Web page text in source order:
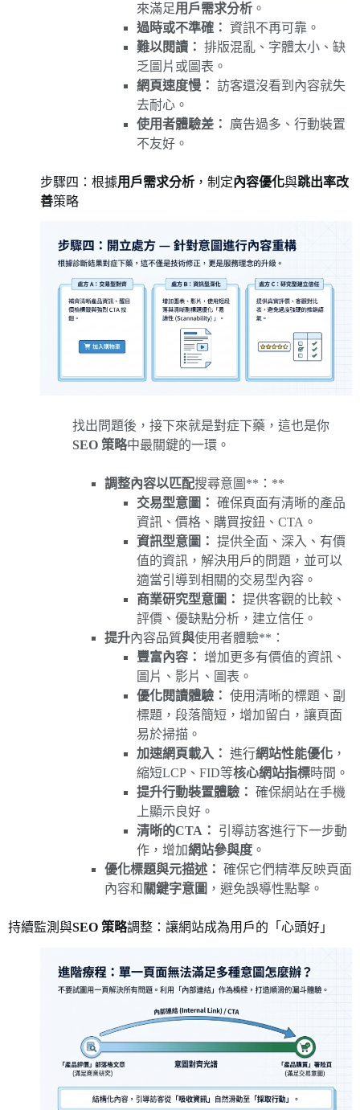
來滿足用戶需求分析 。
過時或不準確： 資訊不再可靠。
難以閱讀： 排版混亂、字體太小、缺
乏圖片或圖表。
網頁速度慢： 訪客還沒看到內容就失
去耐心。
使用者體驗差：
廣告過多、行動裝置
不友好。
步驟四：根據用戶需求分析 ，制定內容優化與跳出率改
善策略
找出問題後，接下來就是對症下藥，這也是你
SEO 策略中最關鍵的一環。
調整內容以匹配搜尋意圖**：**
交易型意圖： 確保頁面有清晰的產品
資訊、價格、購買按鈕、CTA。
資訊型意圖： 提供全面、深入、有價
值的資訊，解決用戶的問題，並可以
適當引導到相關的交易型內容。
商業研究型意圖： 提供客觀的比較、
評價、優缺點分析，建立信任。
提升內容品質與使用者體驗**：
豐富內容： 增加更多有價值的資訊、
圖片、影片、圖表。
優化閱讀體驗： 使用清晰的標題、副
標題，段落簡短，增加留白，讓頁面
易於掃描。
加速網頁載入： 進行網站性能優化 ，
縮短LCP、FID等核心網站指標時間。
提升行動裝置體驗： 確保網站在手機
上顯示良好。
清晰的CTA：
引導訪客進行下一步動
作，增加網站參與度 。
優化標題與元描述： 確保它們精準反映頁面
內容和 關鍵字意圖 ，避免誤導性點擊。
持續監測與SEO 策略調整：讓網站成為用戶的「心頭好」